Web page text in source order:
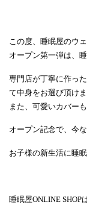
この度、睡眠屋のウ
オープン第一弾は、
専門店が丁寧に作っ
て中身をお選び頂けま
また、可愛いカバー
オープン記念で、今
お子様の新生活に睡
睡眠屋ONLINE